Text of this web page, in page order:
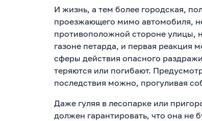
И жизнь, а тем более городская,
проезжающего мимо автомобиля,
противоположной стороне улицы,
газоне петарда, и первая реакция
сферы действия опасного
теряются или погибают.
последствия можно, прогуливая
Даже гуляя в лесопарке или
должен гарантировать, что она не